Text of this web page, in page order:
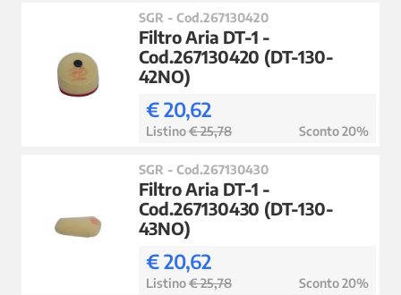
SGR - Cod.267130420
Filtro Aria DT-1 -
Cod.267130420 (DT-130-
42NO)
€ 20,62
Listino€ 25,78 Sconto 20%
SGR - Cod.267130430
Filtro Aria DT-1 -
Cod.267130430 (DT-130-
43NO)
€ 20,62
Listino€ 25,78 Sconto 20%